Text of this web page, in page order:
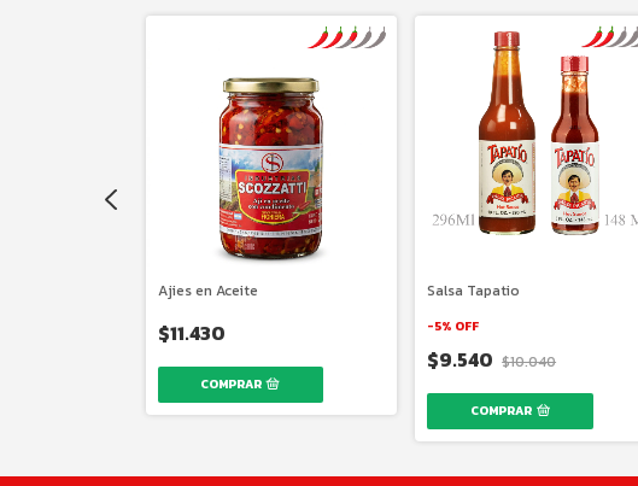
Ajies en Aceite
$11.430
Salsa Tapatio
-5% OFF
$9.540 $10.040
COMPRAR